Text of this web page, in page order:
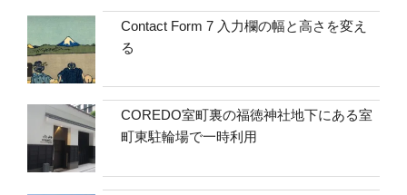
Contact Form 7 入力欄の幅と高さを変え
る
COREDO室町裏の福徳神社地下にある室
町東駐輪場で一時利用